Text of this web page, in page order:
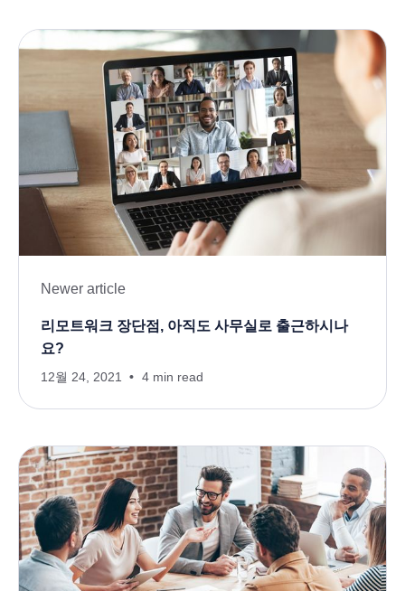
Newer article
리모트워크 장단점, 아직도 사무실로 출근하시나
요?
12월 24, 2021 4 min read